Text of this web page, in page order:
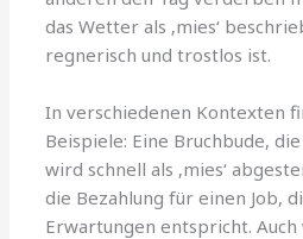
das Wetter als ‚mies‘
regnerisch und trostlos ist.
In verschiedenen Kontexten
Beispiele: Eine Bruchbude,
wird schnell als ‚mies‘
die Bezahlung für einen Job,
Erwartungen entspricht. Auch